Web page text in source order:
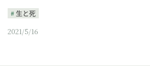
生と死
2021/5/16